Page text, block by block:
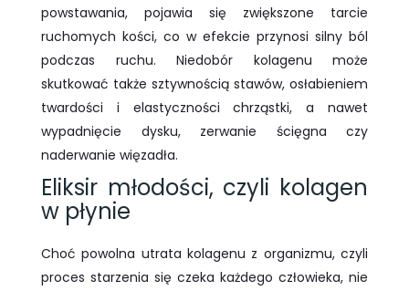
powstawania, pojawia się zwiększone tarcie
ruchomych kości, co w efekcie przynosi silny ból
podczas ruchu. Niedobór kolagenu może
skutkować także sztywnością stawów, osłabieniem
twardości i elastyczności chrząstki, a nawet
wypadnięcie dysku, zerwanie ścięgna czy
naderwanie więzadła.
Eliksir młodości, czyli kolagen
w płynie
Choć powolna utrata kolagenu z organizmu, czyli
proces starzenia się czeka każdego człowieka, nie